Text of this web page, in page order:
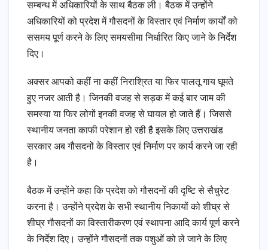
सम्बन्ध में अधिकारियों के साथ बैठक ली। बैठक में उन्होंने
अधिकारियों को प्रदेश में गौसदनों के विस्तार एवं निर्माण कार्यों को
ससमय पूर्ण करने के लिए समयसीमा निर्धारित किए जाने के निर्देश
दिए।
अक्सर आपको कहीं ना कहीं निराश्रित या फिर पालतू गाय घूमते
हुए नजर आती है। जिनकी वजह से सड़क में कई बार जाम की
समस्या या फिर लोगों इनकी वजह से घायल हो जाते हैं। जिससे
स्थानीय जनता काफी परेशान हो रही है इसके लिए उत्तराखंड
सरकार अब गौसदनों के विस्तार एवं निर्माण पर कार्य करने जा रही
है।
बैठक में उन्होंने कहा कि प्रदेश को गौसदनों की दृष्टि से सैचुरेट
करना है। उन्होंने प्रदेश के सभी स्थानीय निकायों को शीघ्र से
शीघ्र गौसदनों का विस्तारीकरण एवं स्थापना आदि कार्य पूर्ण करने
के निर्देश दिए। उन्होंने गौसदनों तक पशुओं को ले जाने के लिए